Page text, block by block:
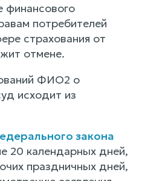
финансового
потребителей
страхования от
отмене.
ФИО2 о
исходит из
закона
20 календарных дней,
праздничных дней,